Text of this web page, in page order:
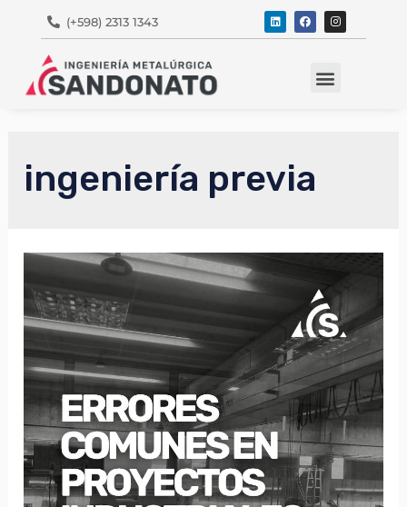
(+598) 2313 1343
ingeniería previa